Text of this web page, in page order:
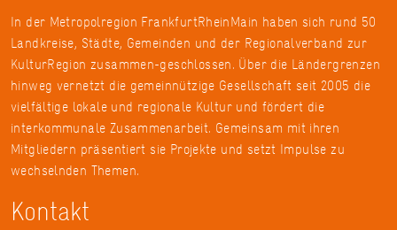
In der Metropolregion FrankfurtRheinMain haben sich rund 50
Landkreise, Städte, Gemeinden und der Regionalverband zur
KulturRegion zusammen-geschlossen. Über die Ländergrenzen
hinweg vernetzt die gemeinnützige Gesellschaft seit 2005 die
vielfältige lokale und regionale Kultur und fördert die
interkommunale Zusammenarbeit. Gemeinsam mit ihren
Mitgliedern präsentiert sie Projekte und setzt Impulse zu
wechselnden Themen.
Kontakt